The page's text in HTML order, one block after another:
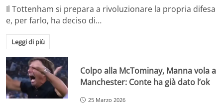
Il Tottenham si prepara a rivoluzionare la propria difesa
e, per farlo, ha deciso di…
Leggi di più
Colpo alla McTominay, Manna vola a
Manchester: Conte ha già dato l’ok
25 Marzo 2026